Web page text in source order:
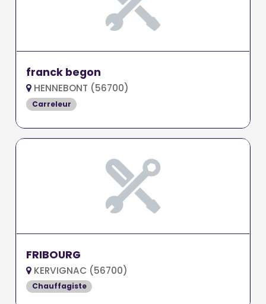
franck begon
HENNEBONT (56700)
Carreleur
FRIBOURG
KERVIGNAC (56700)
Chauffagiste